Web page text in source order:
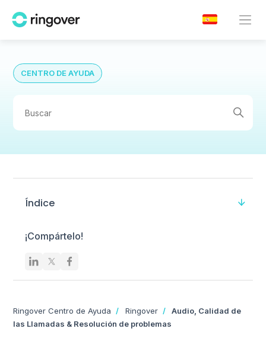
CENTRO DE AYUDA
Índice
¡Compártelo!
Ringover Centro de Ayuda Ringover
Audio, Calidad de
las Llamadas & Resolución de problemas